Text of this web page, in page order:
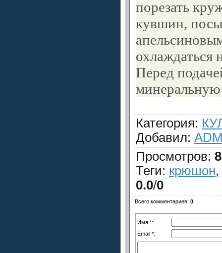
порезать
кувшин,
охлаждаться
Перед
минеральную
Категория:
Добавил:
Просмотров:
Теги: крюшон,
0.0/0
Всего комментариев: 0
Имя *:
Email *: